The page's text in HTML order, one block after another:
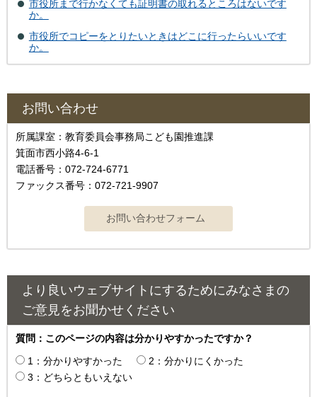
市役所まで行かなくても証明書の取れるところはないです
か。
市役所でコピーをとりたいときはどこに行ったらいいです
か。
お問い合わせ
所属課室：教育委員会事務局こども園推進課
箕面市西小路4-6-1
電話番号：072-724-6771
ファックス番号：072-721-9907
より良いウェブサイトにするためにみなさまの
ご意見をお聞かせください
質問：このページの内容は分かりやすかったですか？
1：分かりやすかった
2：分かりにくかった
3：どちらともいえない